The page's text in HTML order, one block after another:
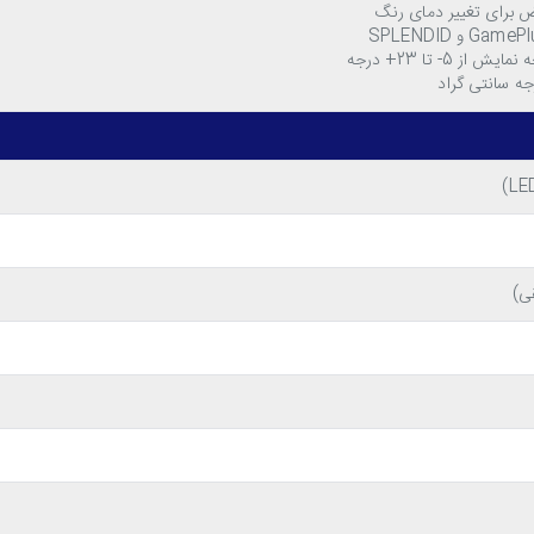
و سریال هم حساب باز کرد. همچنین این
صفحه نمایش این مانیتور از خاصیت ضد بازتاب نور برخوردار است
تا 23+ درجه